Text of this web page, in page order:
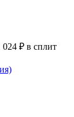
024 ₽ в сплит